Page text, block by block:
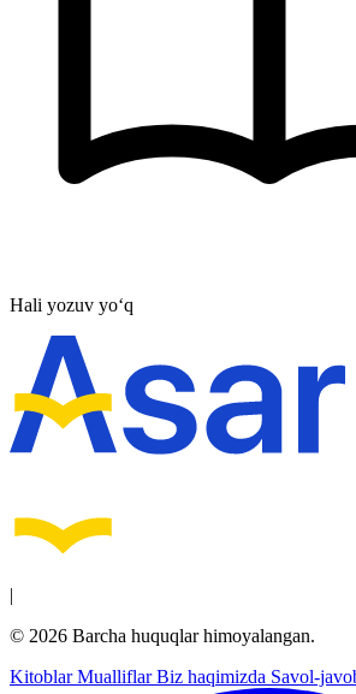
Hali yozuv yo‘q
|
© 2026 Barcha huquqlar himoyalangan.
KitoblarMualliflarBiz haqimizda Savol-